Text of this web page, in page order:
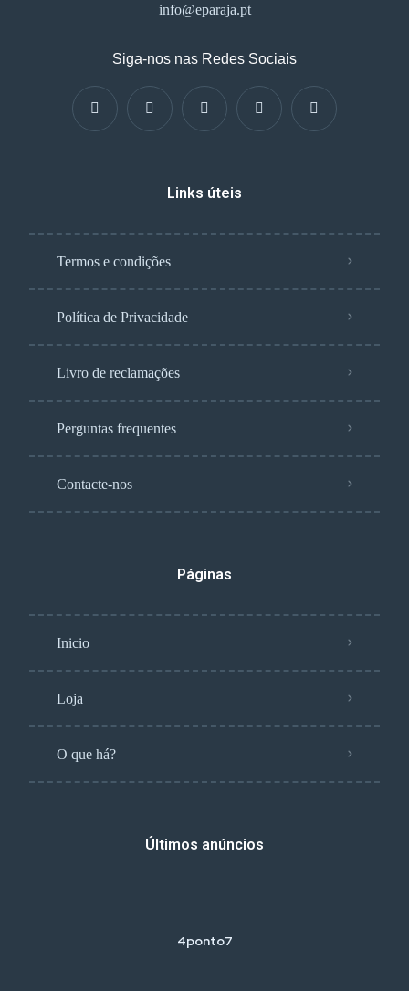
info@eparaja.pt
Siga-nos nas Redes Sociais
Links úteis
Termos e condições
Política de Privacidade
Livro de reclamações
Perguntas frequentes
Contacte-nos
Páginas
Inicio
Loja
O que há?
Últimos anúncios
4ponto7